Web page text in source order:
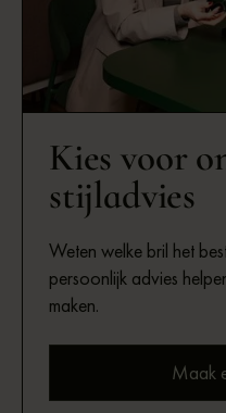
Kies voor
stijladvies
Weten welke bril het
persoonlijk advies
maken.
Maak